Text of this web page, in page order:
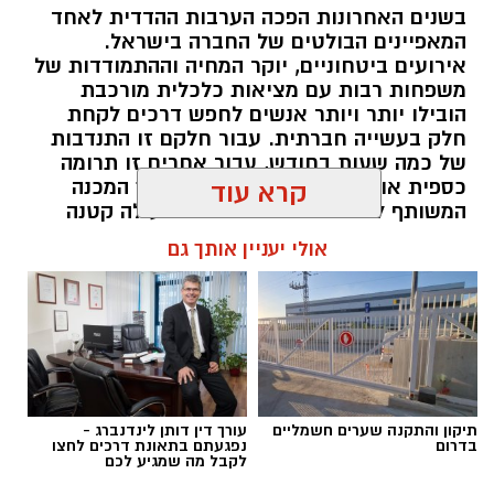
בשנים האחרונות הפכה הערבות ההדדית לאחד
המאפיינים הבולטים של החברה בישראל.
אירועים ביטחוניים, יוקר המחיה וההתמודדות של
משפחות רבות עם מציאות כלכלית מורכבת
הובילו יותר ויותר אנשים לחפש דרכים לקחת
חלק בעשייה חברתית. עבור חלקם זו התנדבות
של כמה שעות בחודש, עבור אחרים זו תרומה
כספית או העברת מוצרים חיוניים, אך המכנה
המשותף לכולם הוא ההבנה שגם פעולה קטנה
יכולה ליצור שינוי משמעותי. עמותות הפועלות
ברחבי הארץ מצליחות לחבר בין הרצון של
הציבור לעזור לבין הצרכים האמיתיים בשטח,
ולהפוך כל תרומה לסיוע שמגיע למי שזקוק לו
בזמן הנכון ובדרך מכבדת.
תוכן שיווקי / 10:04 06.08.26
קרא עוד
אולי יעניין אותך גם
תיקון והתקנה שערים חשמליים
בדרום
עורך דין דותן לינדנברג -
נפגעתם בתאונת דרכים לחצו
לקבל מה שמגיע לכם